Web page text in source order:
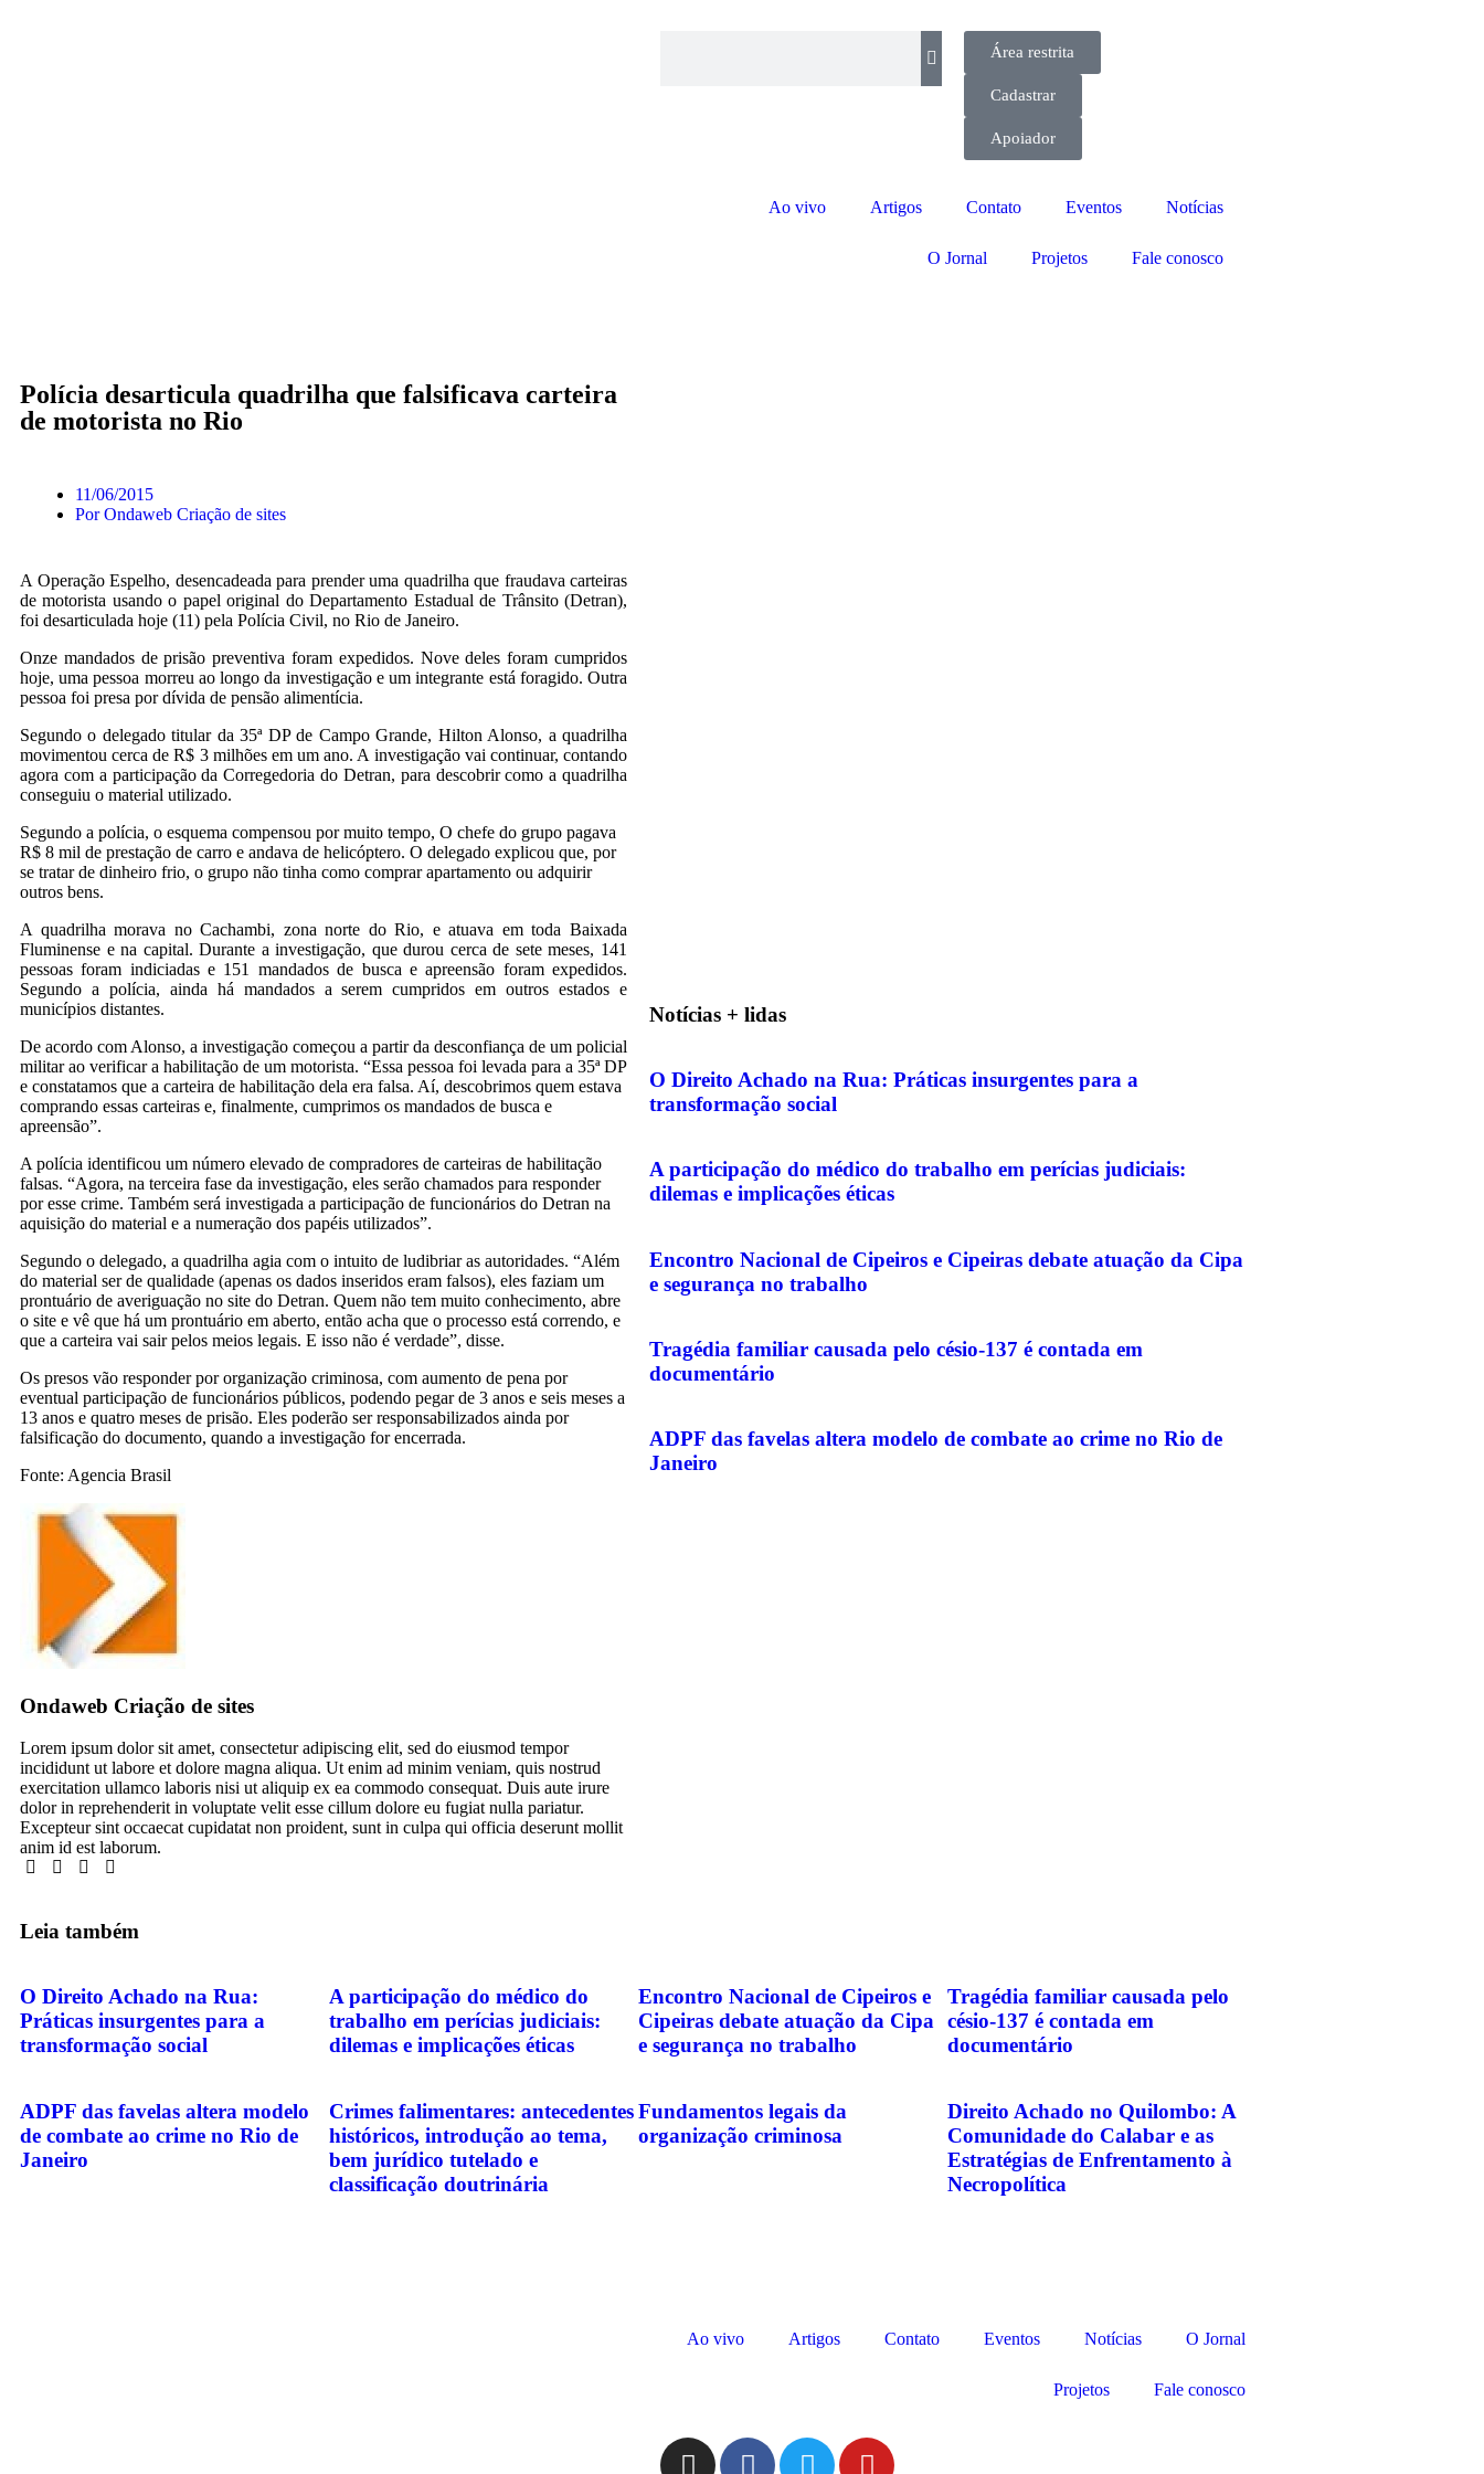
Área restrita
Cadastrar
Apoiador
Ao vivo Artigos Contato Eventos Notícias
O Jornal Projetos Fale conosco
Polícia desarticula quadrilha que falsificava carteira
de motorista no Rio
11/06/2015
PorOndaweb Criação de sites
A Operação Espelho, desencadeada para prender uma quadrilha que fraudava carteiras
de motorista usando o papel original do Departamento Estadual de Trânsito (Detran),
foi desarticulada hoje (11) pela Polícia Civil, no Rio de Janeiro.
Onze mandados de prisão preventiva foram expedidos. Nove deles foram cumpridos
hoje, uma pessoa morreu ao longo da investigação e um integrante está foragido. Outra
pessoa foi presa por dívida de pensão alimentícia.
Segundo o delegado titular da 35ª DP de Campo Grande, Hilton Alonso, a quadrilha
movimentou cerca de R$ 3 milhões em um ano. A investigação vai continuar, contando
agora com a participação da Corregedoria do Detran, para descobrir como a quadrilha
conseguiu o material utilizado.
Segundo a polícia, o esquema compensou por muito tempo, O chefe do grupo pagava
R$ 8 mil de prestação de carro e andava de helicóptero. O delegado explicou que, por
se tratar de dinheiro frio, o grupo não tinha como comprar apartamento ou adquirir
outros bens.
A quadrilha morava no Cachambi, zona norte do Rio, e atuava em toda Baixada
Fluminense e na capital. Durante a investigação, que durou cerca de sete meses, 141
pessoas foram indiciadas e 151 mandados de busca e apreensão foram expedidos.
Segundo a polícia, ainda há mandados a serem cumpridos em outros estados e
municípios distantes.
De acordo com Alonso, a investigação começou a partir da desconfiança de um policial
militar ao verificar a habilitação de um motorista. “Essa pessoa foi levada para a 35ª DP
e constatamos que a carteira de habilitação dela era falsa. Aí, descobrimos quem estava
comprando essas carteiras e, finalmente, cumprimos os mandados de busca e
apreensão”.
A polícia identificou um número elevado de compradores de carteiras de habilitação
falsas. “Agora, na terceira fase da investigação, eles serão chamados para responder
por esse crime. Também será investigada a participação de funcionários do Detran na
aquisição do material e a numeração dos papéis utilizados”.
Segundo o delegado, a quadrilha agia com o intuito de ludibriar as autoridades. “Além
do material ser de qualidade (apenas os dados inseridos eram falsos), eles faziam um
prontuário de averiguação no site do Detran. Quem não tem muito conhecimento, abre
o site e vê que há um prontuário em aberto, então acha que o processo está correndo, e
que a carteira vai sair pelos meios legais. E isso não é verdade”, disse.
Os presos vão responder por organização criminosa, com aumento de pena por
eventual participação de funcionários públicos, podendo pegar de 3 anos e seis meses a
13 anos e quatro meses de prisão. Eles poderão ser responsabilizados ainda por
falsificação do documento, quando a investigação for encerrada.
Fonte: Agencia Brasil
Ondaweb Criação de sites
Lorem ipsum dolor sit amet, consectetur adipiscing elit, sed do eiusmod tempor
incididunt ut labore et dolore magna aliqua. Ut enim ad minim veniam, quis nostrud
exercitation ullamco laboris nisi ut aliquip ex ea commodo consequat. Duis aute irure
dolor in reprehenderit in voluptate velit esse cillum dolore eu fugiat nulla pariatur.
Excepteur sint occaecat cupidatat non proident, sunt in culpa qui officia deserunt mollit
anim id est laborum.
Notícias + lidas
O Direito Achado na Rua: Práticas insurgentes para a
transformação social
A participação do médico do trabalho em perícias judiciais:
dilemas e implicações éticas
Encontro Nacional de Cipeiros e Cipeiras debate atuação da Cipa
e segurança no trabalho
Tragédia familiar causada pelo césio-137 é contada em
documentário
ADPF das favelas altera modelo de combate ao crime no Rio de
Janeiro
Leia também
O Direito Achado na Rua:
Práticas insurgentes para a
transformação social
A participação do médico do
trabalho em perícias judiciais:
dilemas e implicações éticas
Encontro Nacional de Cipeiros e
Cipeiras debate atuação da Cipa
e segurança no trabalho
Tragédia familiar causada pelo
césio-137 é contada em
documentário
ADPF das favelas altera modelo
de combate ao crime no Rio de
Janeiro
Crimes falimentares: antecedentes
históricos, introdução ao tema,
bem jurídico tutelado e
classificação doutrinária
Fundamentos legais da
organização criminosa
Direito Achado no Quilombo: A
Comunidade do Calabar e as
Estratégias de Enfrentamento à
Necropolítica
Ao vivo Artigos Contato Eventos Notícias O Jornal
Projetos Fale conosco